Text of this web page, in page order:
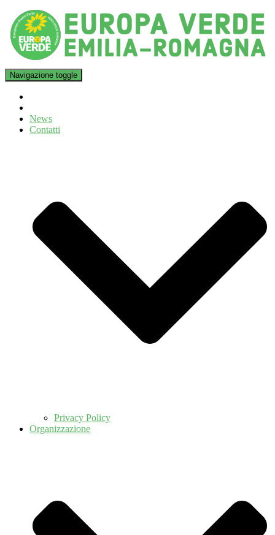
Navigazione toggle
News
Contatti
Privacy Policy
Organizzazione